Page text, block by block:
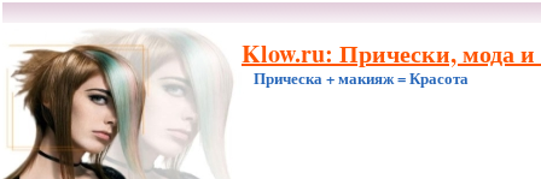
Klow.ru: Прически, мода и
Прическа + макияж = Красота